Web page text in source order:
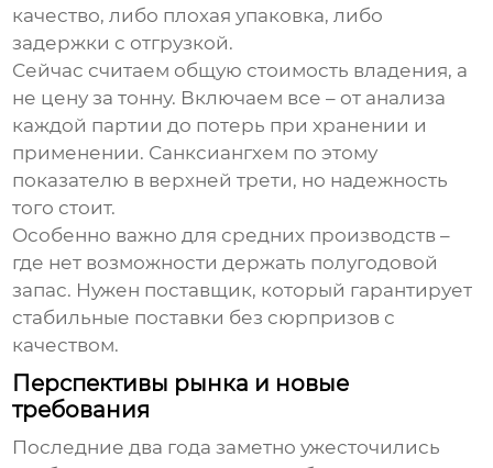
качество, либо плохая упаковка, либо
задержки с отгрузкой.
Сейчас считаем общую стоимость владения, а
не цену за тонну. Включаем все – от анализа
каждой партии до потерь при хранении и
применении. Санксиангхем по этому
показателю в верхней трети, но надежность
того стоит.
Особенно важно для средних производств –
где нет возможности держать полугодовой
запас. Нужен поставщик, который гарантирует
стабильные поставки без сюрпризов с
качеством.
Перспективы рынка и новые
требования
Последние два года заметно ужесточились